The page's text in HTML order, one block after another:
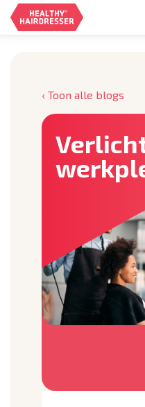
‹ Toon alle blogs